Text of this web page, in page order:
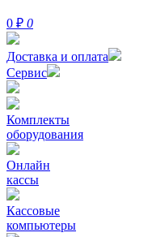
0 ₽ 0
Доставка и оплата
Сервис
Комплекты
оборудования
Онлайн
кассы
Кассовые
компьютеры